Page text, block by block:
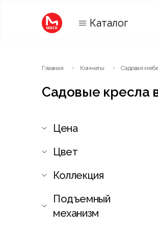
Каталог
Главная Комнаты Садовая
Садовые кресла
Цена
Цвет
Коллекция
Подъемный
механизм